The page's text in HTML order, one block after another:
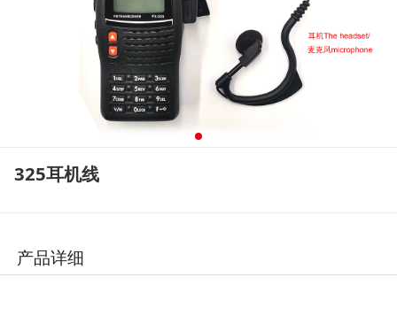
325耳机线
产品详细